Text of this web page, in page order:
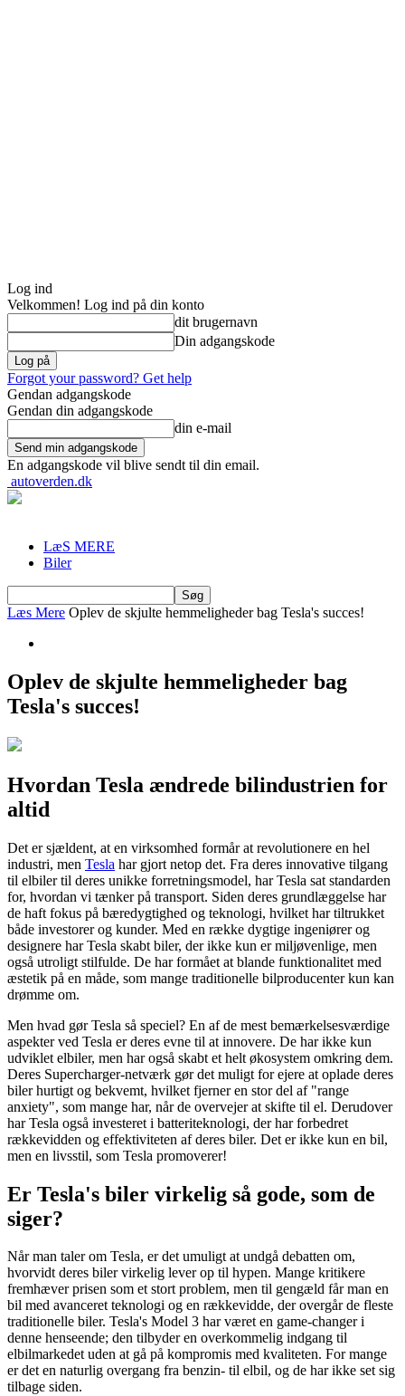
Log ind
Velkommen! Log ind på din konto
dit brugernavn
Din adgangskode
Forgot your password? Get help
Gendan adgangskode
Gendan din adgangskode
din e-mail
En adgangskode vil blive sendt til din email.
autoverden.dk
LæS MERE
Biler
Læs Mere Oplev de skjulte hemmeligheder bag Tesla's succes!
Oplev de skjulte hemmeligheder bag
Tesla's succes!
Hvordan Tesla ændrede bilindustrien for
altid
Det er sjældent, at en virksomhed formår at revolutionere en hel
industri, men Tesla har gjort netop det. Fra deres innovative tilgang
til elbiler til deres unikke forretningsmodel, har Tesla sat standarden
for, hvordan vi tænker på transport. Siden deres grundlæggelse har
de haft fokus på bæredygtighed og teknologi, hvilket har tiltrukket
både investorer og kunder. Med en række dygtige ingeniører og
designere har Tesla skabt biler, der ikke kun er miljøvenlige, men
også utroligt stilfulde. De har formået at blande funktionalitet med
æstetik på en måde, som mange traditionelle bilproducenter kun kan
drømme om.
Men hvad gør Tesla så speciel? En af de mest bemærkelsesværdige
aspekter ved Tesla er deres evne til at innovere. De har ikke kun
udviklet elbiler, men har også skabt et helt økosystem omkring dem.
Deres Supercharger-netværk gør det muligt for ejere at oplade deres
biler hurtigt og bekvemt, hvilket fjerner en stor del af "range
anxiety", som mange har, når de overvejer at skifte til el. Derudover
har Tesla også investeret i batteriteknologi, der har forbedret
rækkevidden og effektiviteten af deres biler. Det er ikke kun en bil,
men en livsstil, som Tesla promoverer!
Er Tesla's biler virkelig så gode, som de
siger?
Når man taler om Tesla, er det umuligt at undgå debatten om,
hvorvidt deres biler virkelig lever op til hypen. Mange kritikere
fremhæver prisen som et stort problem, men til gengæld får man en
bil med avanceret teknologi og en rækkevidde, der overgår de fleste
traditionelle biler. Tesla's Model 3 har været en game-changer i
denne henseende; den tilbyder en overkommelig indgang til
elbilmarkedet uden at gå på kompromis med kvaliteten. For mange
er det en naturlig overgang fra benzin- til elbil, og de har ikke set sig
tilbage siden.